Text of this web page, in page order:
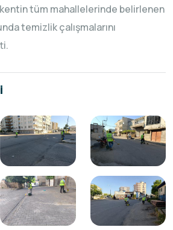
tüm mahallelerinde belirlenen
temizlik çalışmalarını